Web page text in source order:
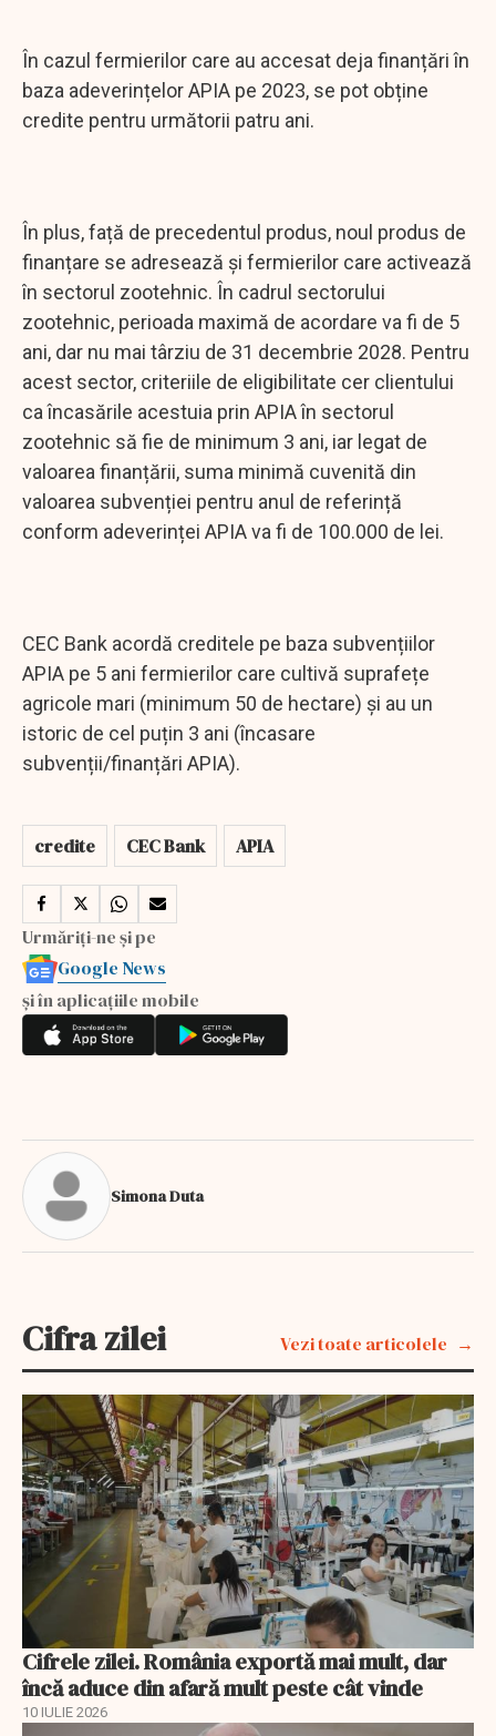
În cazul fermierilor care au accesat deja finanțări în
baza adeverințelor APIA pe 2023, se pot obține
credite pentru următorii patru ani.
În plus, față de precedentul produs, noul produs de
finanțare se adresează și fermierilor care activează
în sectorul zootehnic. În cadrul sectorului
zootehnic, perioada maximă de acordare va fi de 5
ani, dar nu mai târziu de 31 decembrie 2028. Pentru
acest sector, criteriile de eligibilitate cer clientului
ca încasările acestuia prin APIA în sectorul
zootehnic să fie de minimum 3 ani, iar legat de
valoarea finanțării, suma minimă cuvenită din
valoarea subvenției pentru anul de referință
conform adeverinței APIA va fi de 100.000 de lei.
CEC Bank acordă creditele pe baza subvențiilor
APIA pe 5 ani fermierilor care cultivă suprafețe
agricole mari (minimum 50 de hectare) și au un
istoric de cel puțin 3 ani (încasare
subvenții/finanțări APIA).
credite CEC Bank APIA
Urmăriți-ne și pe
Google News
și în aplicațiile mobile
Simona Duta
Cifra zilei Vezi toate articolele
Cifrele zilei. România exportă mai mult, dar
încă aduce din afară mult peste cât vinde
10 IULIE 2026